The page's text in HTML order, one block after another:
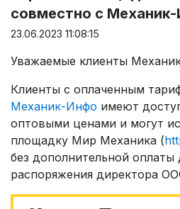
совместно с
23.06.2023 11:08:15
Уважаемые клиенты
Клиенты с оплаченным
Механик-Инфо имеют
оптовыми ценами и могут
площадку Мир Механика (
без дополнительной оплаты
распоряжения директора